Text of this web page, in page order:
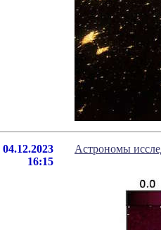
04.12.2023
16:15
Астрономы